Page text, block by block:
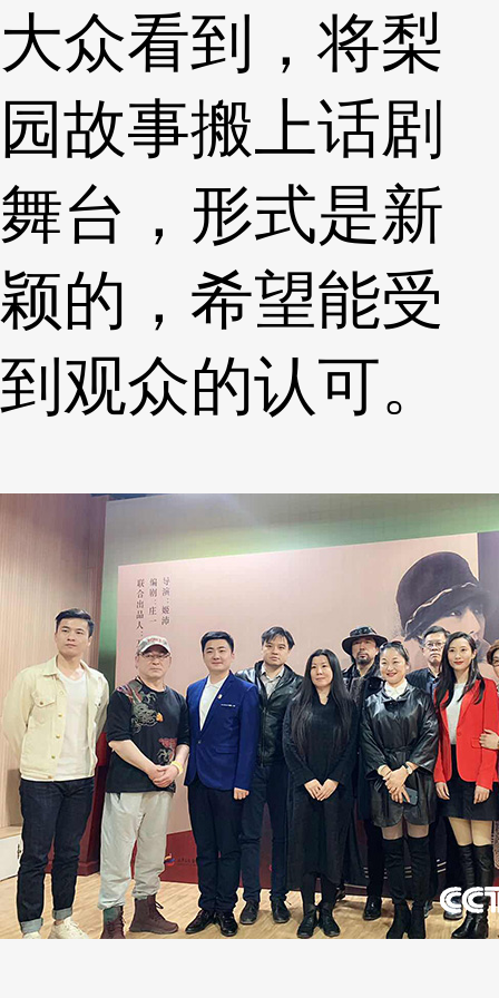
大众看到，将梨
园故事搬上话剧
舞台，形式是新
颖的，希望能受
到观众的认可。